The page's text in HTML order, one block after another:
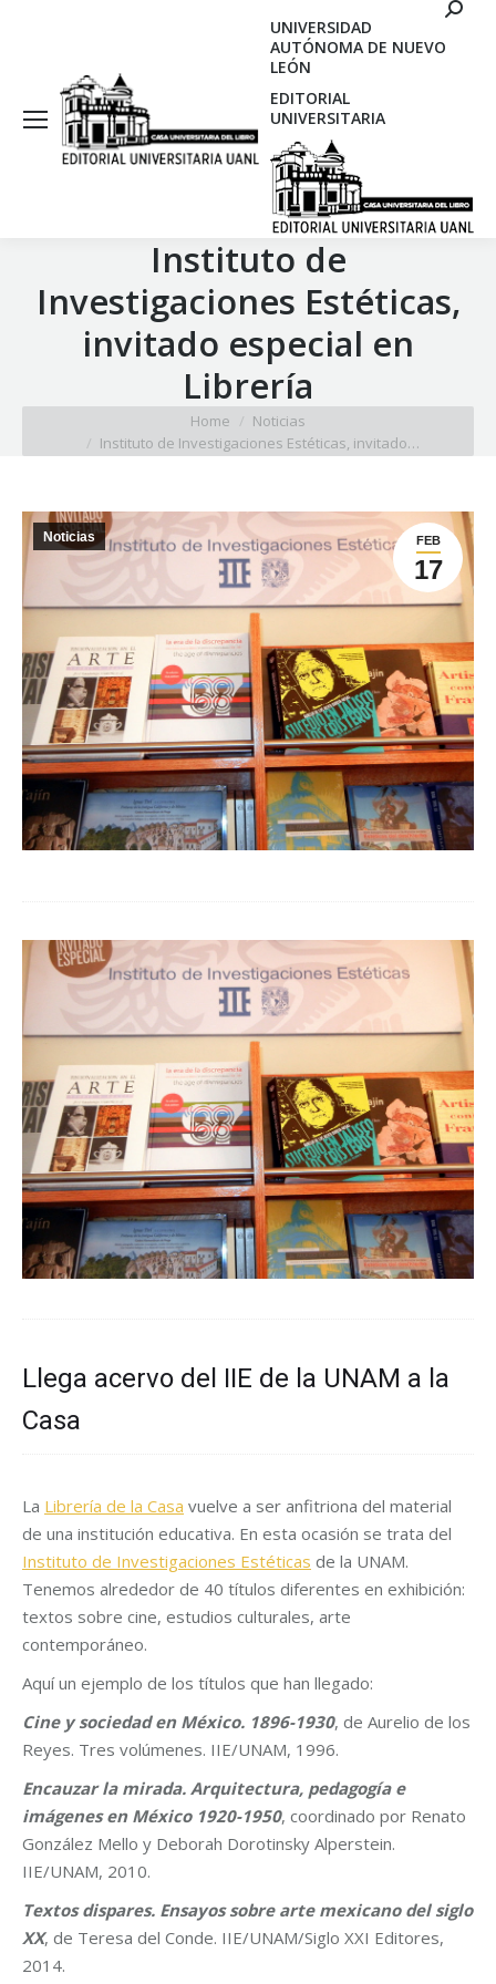
UNIVERSIDAD
AUTÓNOMA DE NUEVO
LEÓN
EDITORIAL
UNIVERSITARIA
Instituto de
Investigaciones Estéticas,
invitado especial en
Librería
Home
Noticias
Instituto de Investigaciones Estéticas, invitado…
FEB
17
Noticias
Llega acervo del IIE de la UNAM a la
Casa
La Librería de la Casa vuelve a ser anfitriona del material
de una institución educativa. En esta ocasión se trata del
Instituto de Investigaciones Estéticas de la UNAM.
Tenemos alrededor de 40 títulos diferentes en exhibición:
textos sobre cine, estudios culturales, arte
contemporáneo.
Aquí un ejemplo de los títulos que han llegado:
Cine y sociedad en México. 1896-1930, de Aurelio de los
Reyes. Tres volúmenes. IIE/UNAM, 1996.
Encauzar la mirada. Arquitectura, pedagogía e
imágenes en México 1920-1950, coordinado por Renato
González Mello y Deborah Dorotinsky Alperstein.
IIE/UNAM, 2010.
Textos dispares. Ensayos sobre arte mexicano del siglo
XX, de Teresa del Conde. IIE/UNAM/Siglo XXI Editores,
2014.